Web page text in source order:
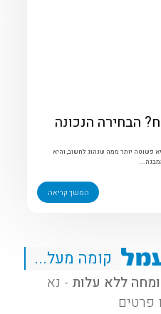
הבחירה הנכונה
פשוטה יותר ממה שנהוג לחשוב, והיא
המשך קריאה
קומה מעל...
ללא עלות - נא
פרטים